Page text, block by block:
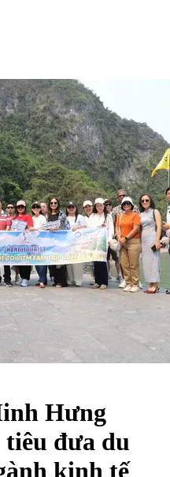
Hưng
đưa du
kinh tế